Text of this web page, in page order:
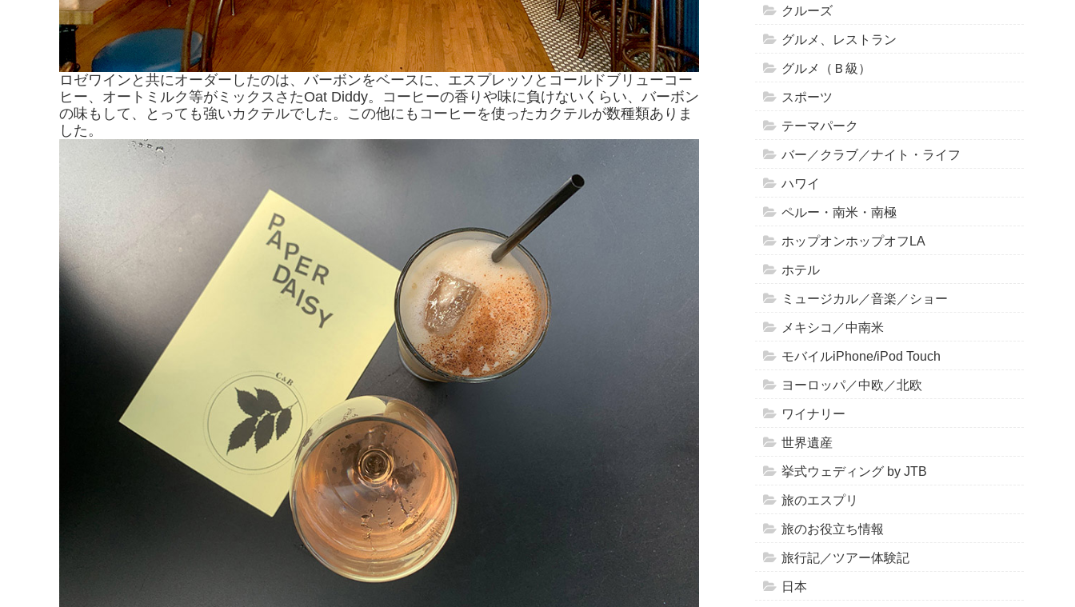
ロゼワインと共にオーダーしたのは、バーボンをベースに、エスプレッソとコールドブリューコー
ヒー、オートミルク等がミックスさたOat Diddy。コーヒーの香りや味に負けないくらい、バーボン
の味もして、とっても強いカクテルでした。この他にもコーヒーを使ったカクテルが数種類ありま
した。
クルーズ
グルメ、レストラン
グルメ（Ｂ級）
スポーツ
テーマパーク
バー／クラブ／ナイト・ライフ
ハワイ
ペルー・南米・南極
ホップオンホップオフLA
ホテル
ミュージカル／音楽／ショー
メキシコ／中南米
モバイルiPhone/iPod Touch
ヨーロッパ／中欧／北欧
ワイナリー
世界遺産
挙式ウェディング by JTB
旅のエスプリ
旅のお役立ち情報
旅行記／ツアー体験記
日本